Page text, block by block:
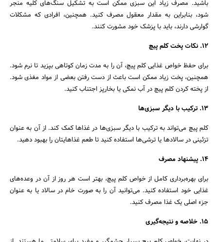
باشید. مصرف زیاد این سبزی ممکن است به تشکیل سنگ‌های کلیه منجر
شود، بنابراین به مقدار معقول مصرف کنید. همچنین، افرادی که مشکلات
گوارشی دارند، باید با پزشک خود مشورت کنند.
12. نکات پخت کلم پیچ
برای حفظ خواص غذایی کلم پیچ، آن را به مدت زمان کوتاهی بپزید تا نرم شود.
همچنین، پخت زیاد ممکن است باعث از دست رفتن بعضی از مواد مغذی شود.
از پخته کردن کلم پیچ در آب نمکی یا بخارپز اجتناب کنید.
13. ترکیب با دیگر سبزی‌ها
کلم پیچ می‌تواند به ترکیب با دیگر سبزی‌ها در غذاها کمک کند. از آن به عنوان
تزئینی در سالاد‌ها یا ترشی‌ها استفاده کنید تا طعم غذاهایتان را بهبود دهید.
14. پیشنهاد مصرف
برای بهره‌برداری کامل از خواص کلم پیچ، بهتر است هر روز از آن در وعده‌های
غذایی خود استفاده کنید. می‌توانید آن را به صورت خام در سالاد یا به عنوان
جزء اصلی یک غذا مصرف کنید.
15. خلاصه و نتیجه‌گیری